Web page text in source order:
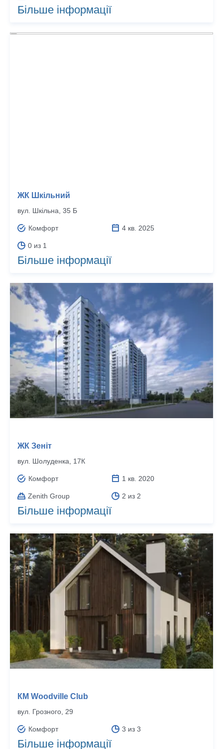
Більше інформації
ЖК Шкільний
вул. Шкільна, 35 Б
Комфорт 4 кв. 2025
0 из 1
Більше інформації
ЖК Зеніт
вул. Шолуденка, 17К
Комфорт 1 кв. 2020
Zenith Group 2 из 2
Більше інформації
КМ Woodville Club
вул. Грозного, 29
Комфорт 3 из 3
Більше інформації